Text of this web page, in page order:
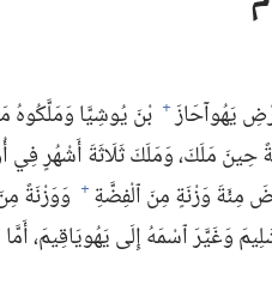
يَهُوآحَازَ+ بْنَ يُوشِيَّا وَمَلَّكُوهُ
مَلَكَ،‏ وَمَلَكَ ثَلَاثَةَ أَشْهُرٍ فِي
مِئَةَ وَزْنَةٍ مِنَ ٱلْفِضَّةِ + وَوَزْنَةً
وَغَيَّرَ ٱسْمَهُ إِلَى يَهُويَاقِيمَ،‏